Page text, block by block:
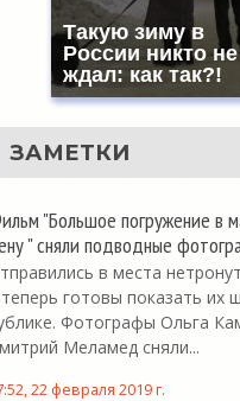
Такую зиму в
России никто не
ждал: как так?!
ЗАМЕТКИ
"Большое погружение в
" сняли подводные
в места
готовы показать их
Фотографы Ольга
Меламед сняли...
22 февраля 2019 г.